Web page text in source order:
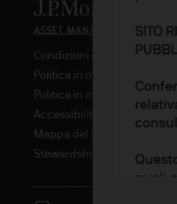
SITO
quali
Condizioni di utilizzo
Politica in materia di privacy
Politica in materia di cookie
Accessibilità
Mappa del sito
Stewardship degli